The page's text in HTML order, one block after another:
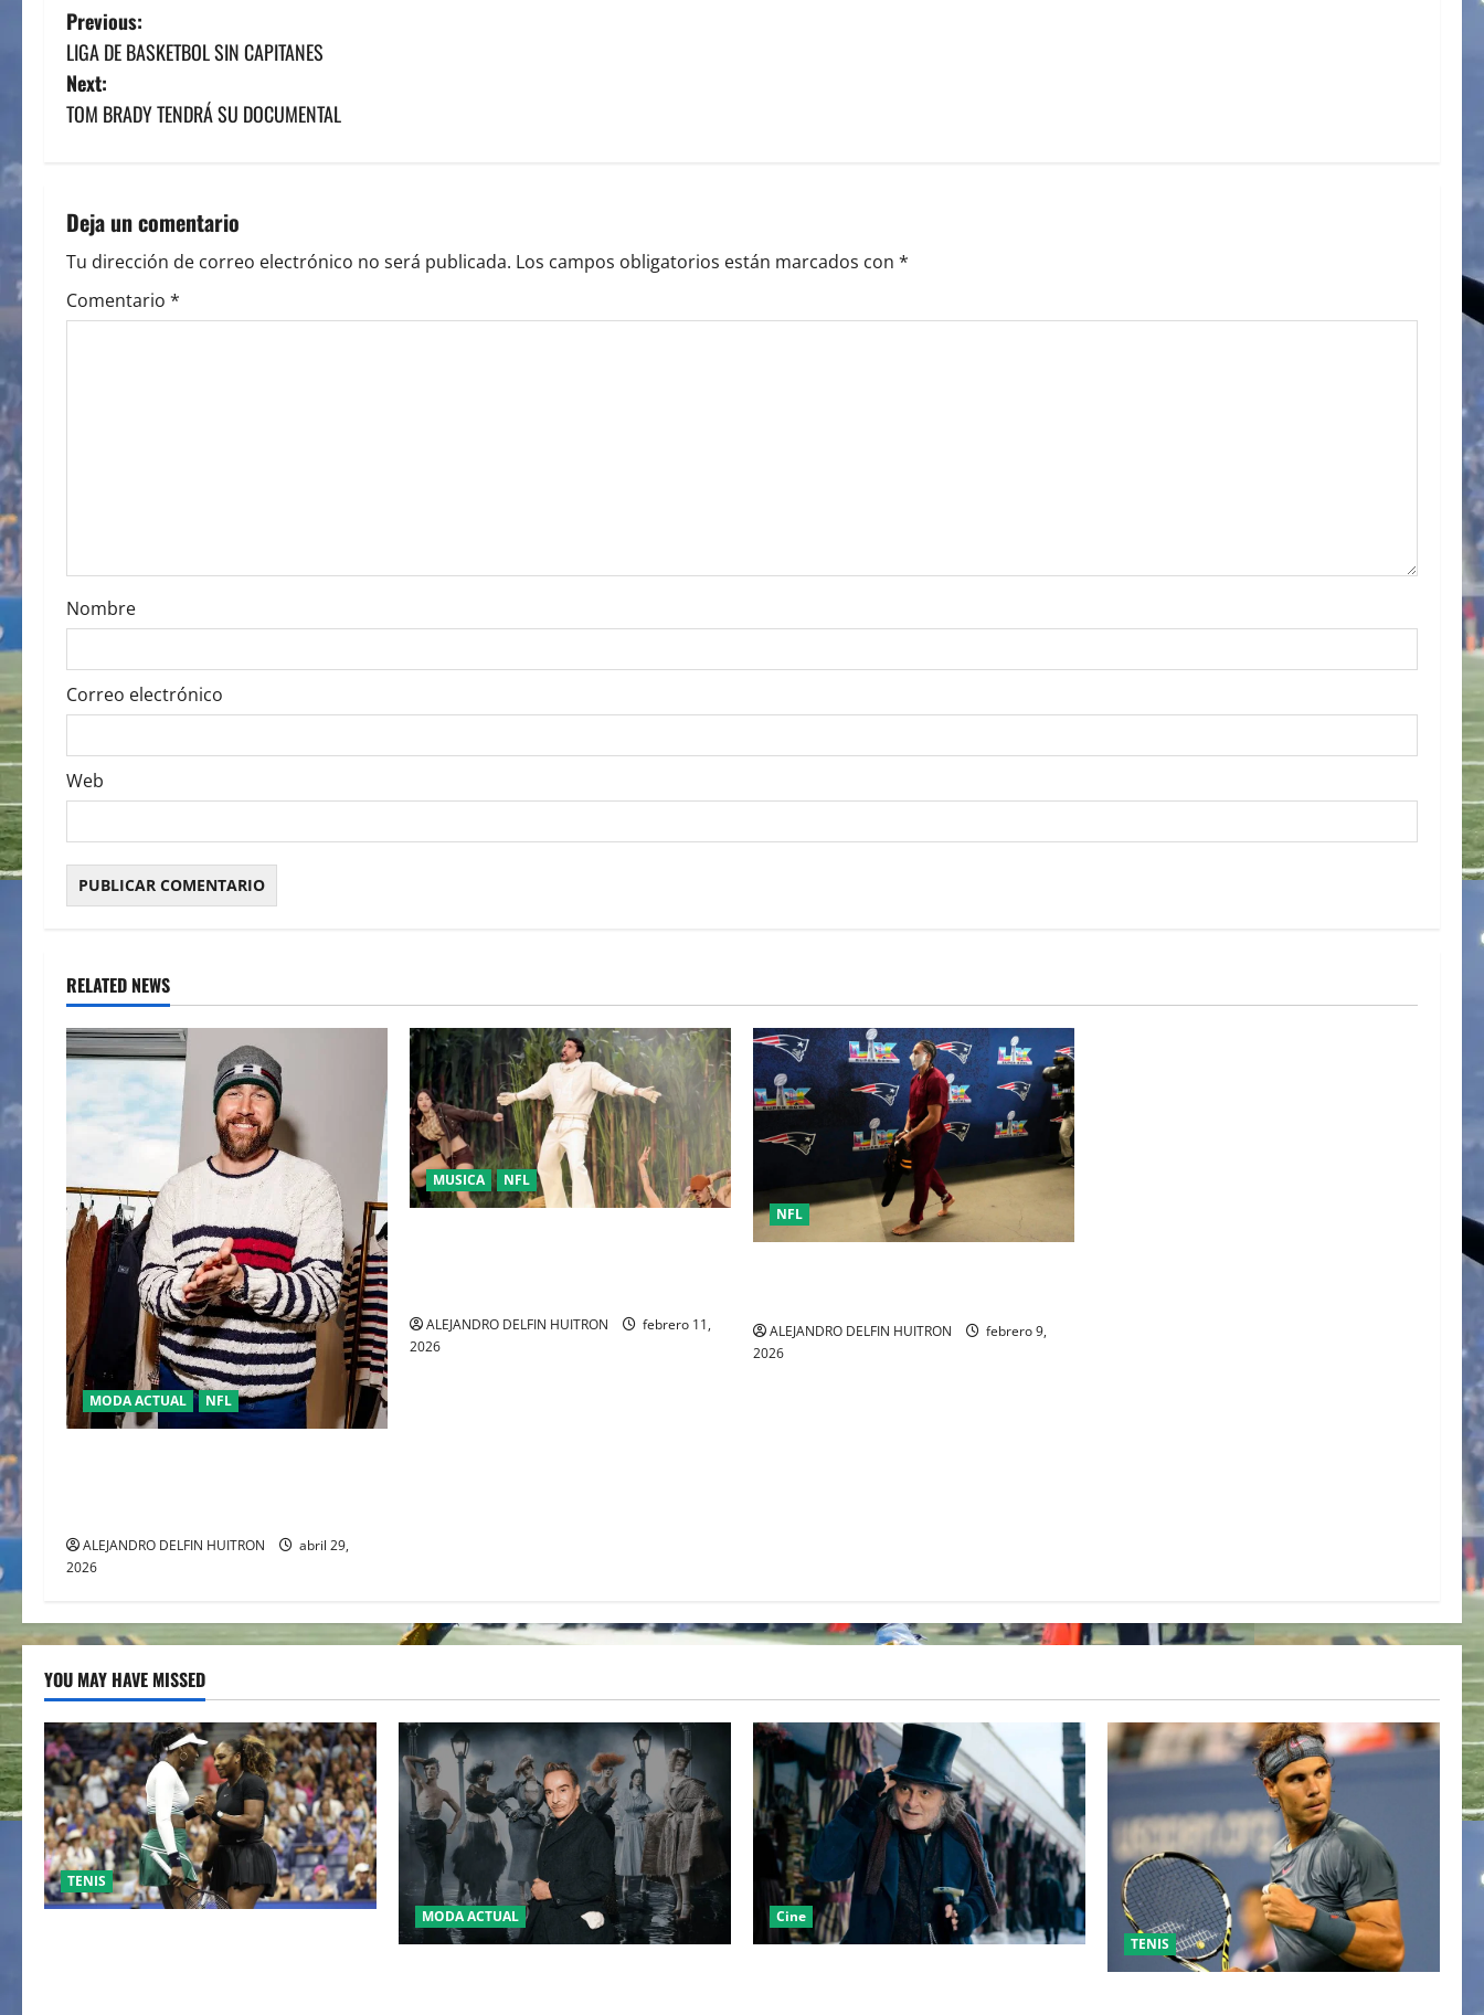
P
o
s
n
a
v
o
n
Previous:
LIGA DE BASKETBOL SIN CAPITANES
Next:
TOM BRADY TENDRÁ SU DOCUMENTAL
Deja un comentario
Tu dirección de correo electrónico no será publicada. Los campos obligatorios están marcados con *
Comentario *
Nombre
Correo electrónico
Web
RELATED NEWS
MODA ACTUAL NFL
ALEJANDRO DELFIN HUITRON
abril 29,
2026
MUSICA NFL
ALEJANDRO DELFIN HUITRON
febrero 11,
2026
NFL
ALEJANDRO DELFIN HUITRON
febrero 9,
2026
YOU MAY HAVE MISSED
TENIS
MODA ACTUAL Cine
TENIS